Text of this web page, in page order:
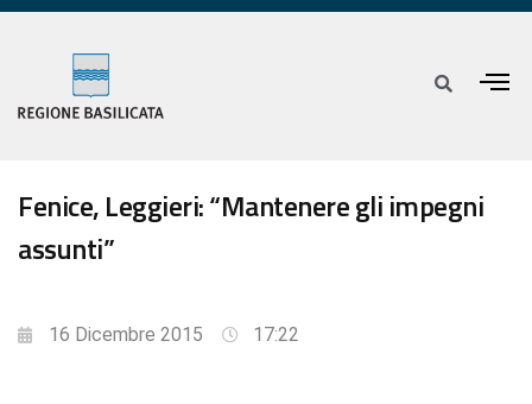
Fenice, Leggieri: “Mantenere gli impegni
assunti”
16 Dicembre 2015 17:22